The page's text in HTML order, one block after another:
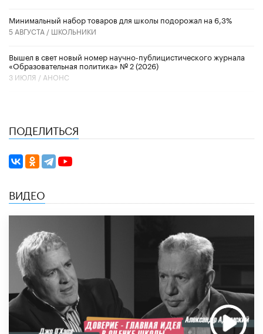
Минимальный набор товаров для школы подорожал на 6,3%
5 АВГУСТА / ШКОЛЬНИКИ
Вышел в свет новый номер научно-публицистического журнала
«Образовательная политика» № 2 (2026)
3 ИЮЛЯ / АНОНС
ПОДЕЛИТЬСЯ
ВИДЕО